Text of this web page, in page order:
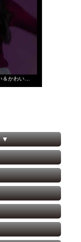
ダンス同好会 文化発表会 かっこいい＆かわいい ショート②ー１８
▼